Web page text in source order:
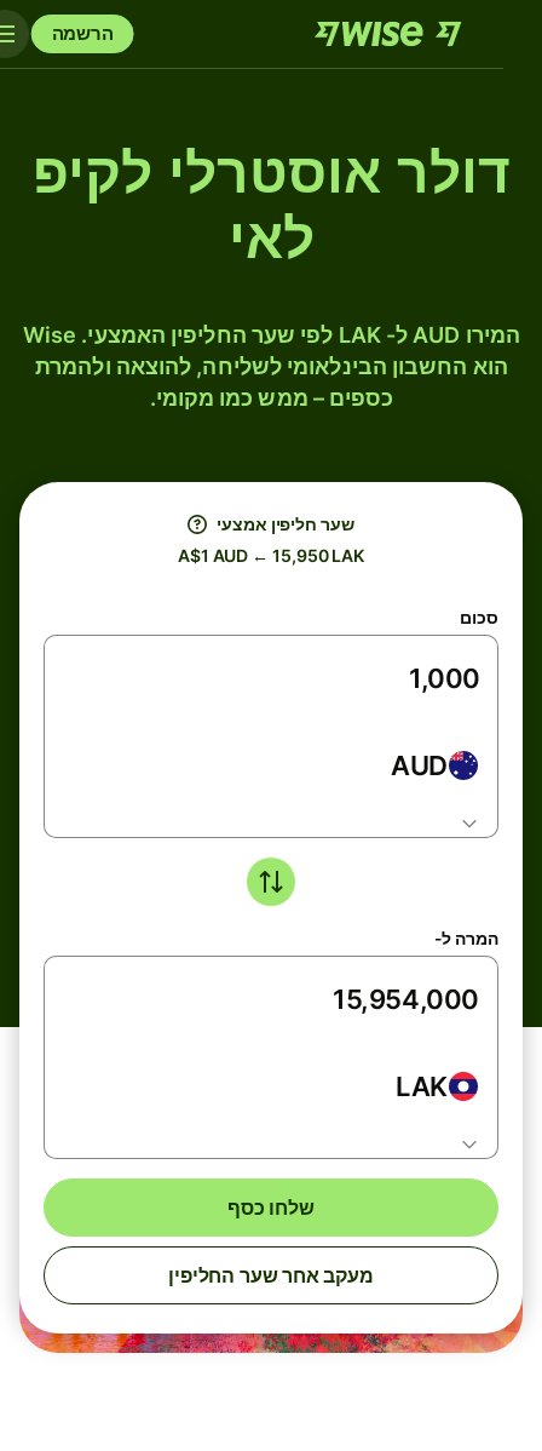
הרשמה
דולר אוסטרלי לקיפ
לאי
המירו AUD ל- LAK לפי שער החליפין האמצעי. Wise
הוא החשבון הבינלאומי לשליחה, להוצאה ולהמרת
כספים – ממש כמו מקומי.
שער חליפין אמצעי
A$1 AUD ← 15,950 LAK
סכום
AUD
המרה ל-
LAK
שלחו כסף
מעקב אחר שער החליפין